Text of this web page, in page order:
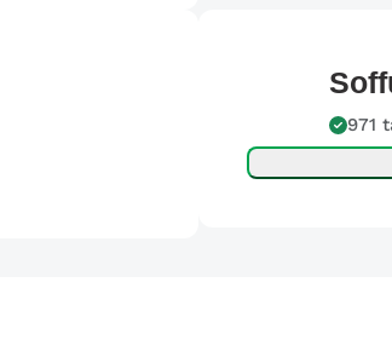
971